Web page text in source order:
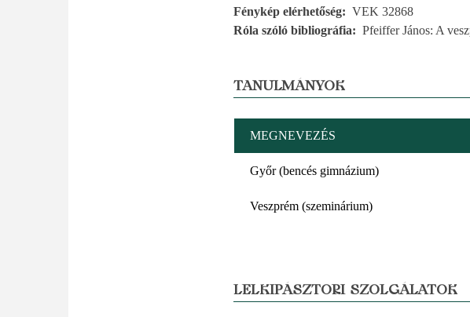
Fénykép elérhetőség
VEK 32868
Róla szóló bibliográfia
Pfeiffer János: A
TANULMÁNYOK
MEGNEVEZÉS
Győr (bencés gimnázium)
Veszprém (szeminárium)
LELKIPÁSZTORI SZOLGÁLATOK